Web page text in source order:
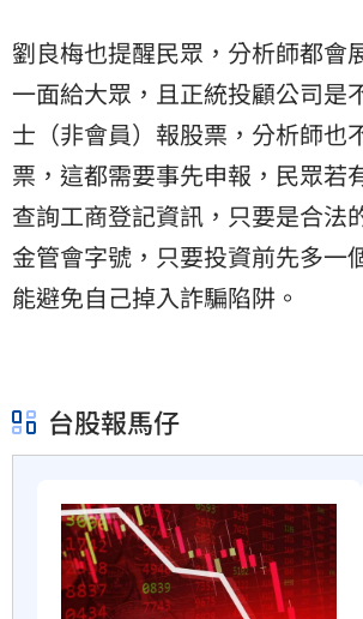
劉良梅也提醒民眾，分析師都會
一面給大眾，且正統投顧公司是
士（非會員）報股票，分析師也
票，這都需要事先申報，民眾若
查詢工商登記資訊，只要是合法
金管會字號，只要投資前先多一
能避免自己掉入詐騙陷阱。
台股報馬仔